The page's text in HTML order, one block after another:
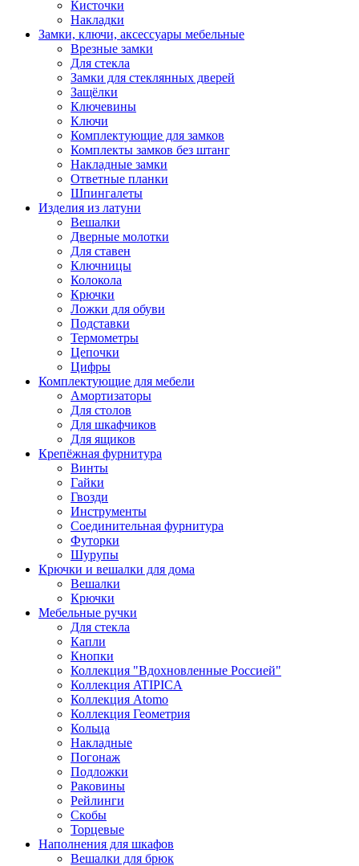
Кисточки
Накладки
Замки, ключи, аксессуары мебельные
Врезные замки
Для стекла
Замки для стеклянных дверей
Защёлки
Ключевины
Ключи
Комплектующие для замков
Комплекты замков без штанг
Накладные замки
Ответные планки
Шпингалеты
Изделия из латуни
Вешалки
Дверные молотки
Для ставен
Ключницы
Колокола
Крючки
Ложки для обуви
Подставки
Термометры
Цепочки
Цифры
Комплектующие для мебели
Амортизаторы
Для столов
Для шкафчиков
Для ящиков
Крепёжная фурнитура
Винты
Гайки
Гвозди
Инструменты
Соединительная фурнитура
Футорки
Шурупы
Крючки и вешалки для дома
Вешалки
Крючки
Мебельные ручки
Для стекла
Капли
Кнопки
Коллекция "Вдохновленные Россией"
Коллекция ATIPICA
Коллекция Atomo
Коллекция Геометрия
Кольца
Накладные
Погонаж
Подложки
Раковины
Рейлинги
Скобы
Торцевые
Наполнения для шкафов
Вешалки для брюк